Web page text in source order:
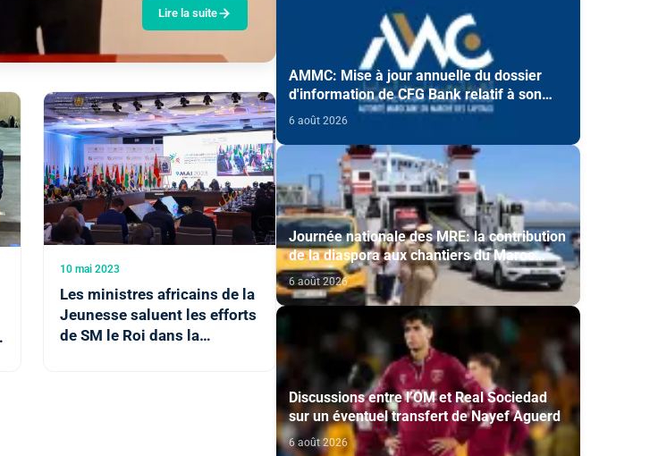
Lire la suite
10 mai 2023
Les ministres africains de la
Jeunesse saluent les efforts
de SM le Roi dans la
AMMC: Mise à jour annuelle du dossier
d'information de CFG Bank relatif à son
programme d'émission de certificats de
6 août 2026
Journée nationale des MRE: la contribution
de la diaspora aux chantiers du Maroc
2030 mise en avant
6 août 2026
Discussions entre l’OM et Real Sociedad
sur un éventuel transfert de Nayef Aguerd
6 août 2026